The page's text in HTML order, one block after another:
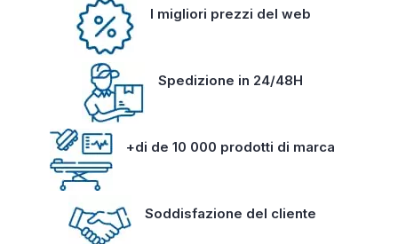
I migliori prezzi del web
Spedizione in 24/48H
+di de 10 000 prodotti di marca
Soddisfazione del cliente